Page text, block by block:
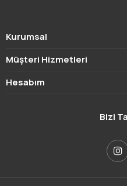
Kurumsal
Müşteri Hizmetleri
Hesabım
Bizi